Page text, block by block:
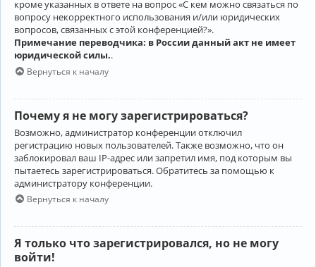
кроме указанных в ответе на вопрос «С кем можно связаться по
вопросу некорректного использования и/или юридических
вопросов, связанных с этой конференцией?».
Примечание переводчика: в России данный акт не имеет
юридической силы..
Вернуться к началу
Почему я не могу зарегистрироваться?
Возможно, администратор конференции отключил
регистрацию новых пользователей. Также возможно, что он
заблокировал ваш IP-адрес или запретил имя, под которым вы
пытаетесь зарегистрироваться. Обратитесь за помощью к
администратору конференции.
Вернуться к началу
Я только что зарегистрировался, но не могу
войти!